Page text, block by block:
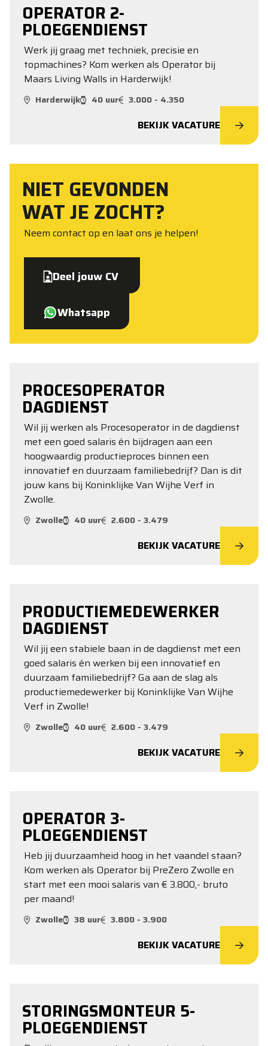
OPERATOR 2-
PLOEGENDIENST
Werk jij graag met techniek, precisie en
topmachines? Kom werken als Operator bij
Maars Living Walls in Harderwijk!
Harderwijk 40 uur 3.000 - 4.350
BEKIJK VACATURE
NIET GEVONDEN
WAT JE ZOCHT?
Neem contact op en laat ons je helpen!
Deel jouw CV
Whatsapp
PROCESOPERATOR
DAGDIENST
Wil jij werken als Procesoperator in de dagdienst
met een goed salaris én bijdragen aan een
hoogwaardig productieproces binnen een
innovatief en duurzaam familiebedrijf? Dan is dit
jouw kans bij Koninklijke Van Wijhe Verf in
Zwolle.
Zwolle 40 uur 2.600 - 3.479
BEKIJK VACATURE
PRODUCTIEMEDEWERKER
DAGDIENST
Wil jij een stabiele baan in de dagdienst met een
goed salaris én werken bij een innovatief en
duurzaam familiebedrijf? Ga aan de slag als
productiemedewerker bij Koninklijke Van Wijhe
Verf in Zwolle!
Zwolle 40 uur 2.600 - 3.479
BEKIJK VACATURE
OPERATOR 3-
PLOEGENDIENST
Heb jij duurzaamheid hoog in het vaandel staan?
Kom werken als Operator bij PreZero Zwolle en
start met een mooi salaris van € 3.800,- bruto
per maand!
Zwolle 38 uur 3.800 - 3.900
BEKIJK VACATURE
STORINGSMONTEUR 5-
PLOEGENDIENST